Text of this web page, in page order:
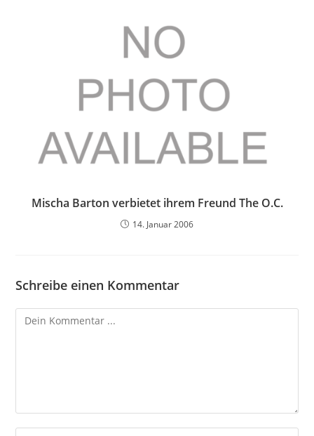
Mischa Barton verbietet ihrem Freund The O.C.
14. Januar 2006
Schreibe einen Kommentar
Kommentieren